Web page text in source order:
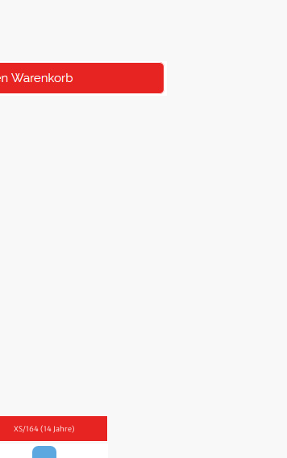
XS/164 (14 Jahre)